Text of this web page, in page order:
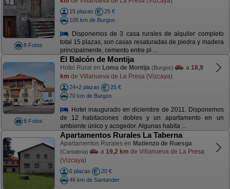
8 Fotos
15 plazas
25 €
105 km de Burgos
Disponemos de 3 casa rurales de alquiler completo
total 15 plazas, son casas resaturadas de piedra y madera
principalmente, cemento entre pl ...
8 Fotos
El Balcón de Montija
Hotel Rural en Loma de Montija (Burgos) a 18,9
km de Villanueva de La Presa (Vizcaya)
24+2 plazas
25 €
70 km de Burgos
Hotel inaugurado en diciembre de 2011. Disponemos
de 12 habitaciones dobles y un apartamento en un
ambiente único y acogedor. Algunas habita ...
Apartamentos Rurales La Taberna
Apartamentos Rurales en Matienzo de Ruesga
(Cantabria) a 19,2 km de Villanueva de La Presa
(Vizcaya)
6 plazas
20 €
46 km de Santander